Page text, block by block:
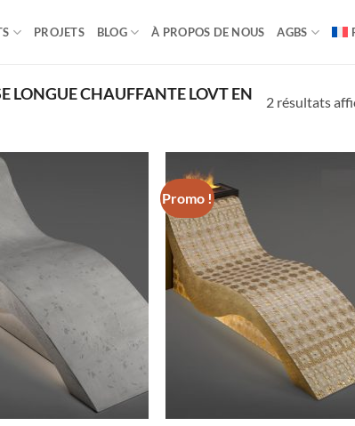
PROJETS BLOG À PROPOS DE NOUS AGBS
LONGUE CHAUFFANTE LOVT EN
2 résultats
Promo !